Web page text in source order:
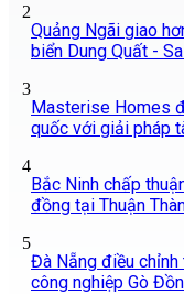
2
Quảng Ngãi giao
biển Dung Quất -
3
Masterise Homes
quốc với giải pháp
4
Bắc Ninh chấp
đồng tại Thuận
5
Đà Nẵng điều
công nghiệp Gò